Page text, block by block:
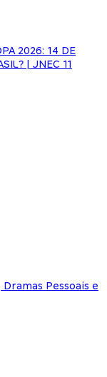
2026: 14 DE
| JNEC 11
Pessoais e